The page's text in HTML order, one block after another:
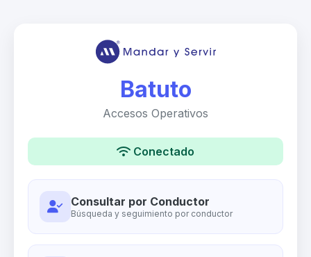
Batuto
Accesos Operativos
Conectado
Consultar por Conductor
Búsqueda y seguimiento por conductor